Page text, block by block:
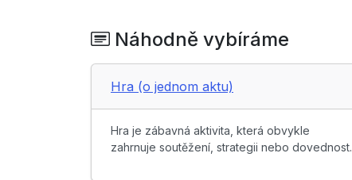
Náhodně vybíráme
Hra (o jednom aktu)
Hra je zábavná aktivita, která obvykle
zahrnuje soutěžení, strategii nebo dovednost.